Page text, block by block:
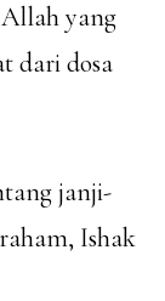
yang
dari dosa
janji-
Ishak